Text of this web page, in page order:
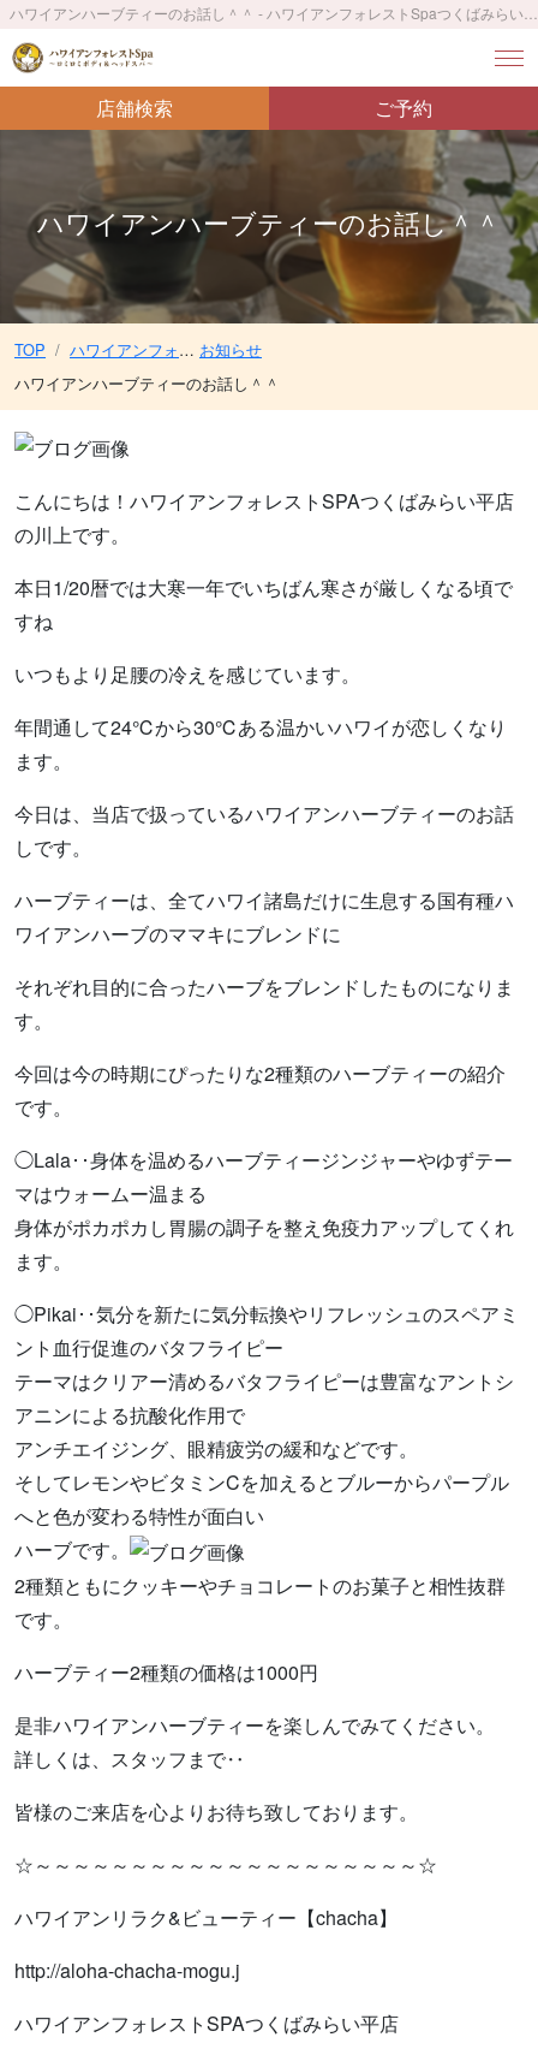
店舗検索 ご予約
ハワイアンハーブティーのお話し＾＾
TOP ハワイアンフォレストSpaつくばみらい平店〜ロミロミボディ＆ヘッドスパ〜／みらい平駅 車5分
お知らせ
ハワイアンハーブティーのお話し＾＾
こんにちは！ハワイアンフォレストSPAつくばみらい平店
の川上です。
本日1/20暦では大寒一年でいちばん寒さが厳しくなる頃で
すね
いつもより足腰の冷えを感じています。
年間通して24℃から30℃ある温かいハワイが恋しくなり
ます。
今日は、当店で扱っているハワイアンハーブティーのお話
しです。
ハーブティーは、全てハワイ諸島だけに生息する国有種ハ
ワイアンハーブのママキにブレンドに
それぞれ目的に合ったハーブをブレンドしたものになりま
す。
今回は今の時期にぴったりな2種類のハーブティーの紹介
です。
◯Lala‥身体を温めるハーブティージンジャーやゆずテー
マはウォームー温まる
身体がポカポカし胃腸の調子を整え免疫力アップしてくれ
ます。
◯Pikai‥気分を新たに気分転換やリフレッシュのスペアミ
ント血行促進のバタフライピー
テーマはクリアー清めるバタフライピーは豊富なアントシ
アニンによる抗酸化作用で
アンチエイジング、眼精疲労の緩和などです。
そしてレモンやビタミンCを加えるとブルーからパープル
へと色が変わる特性が面白い
ハーブです。
2種類ともにクッキーやチョコレートのお菓子と相性抜群
です。
ハーブティー2種類の価格は1000円
是非ハワイアンハーブティーを楽しんでみてください。
詳しくは、スタッフまで‥
皆様のご来店を心よりお待ち致しております。
☆～～～～～～～～～～～～～～～～～～～～☆
ハワイアンリラク&ビューティー【chacha】
http://aloha-chacha-mogu.j
ハワイアンフォレストSPAつくばみらい平店